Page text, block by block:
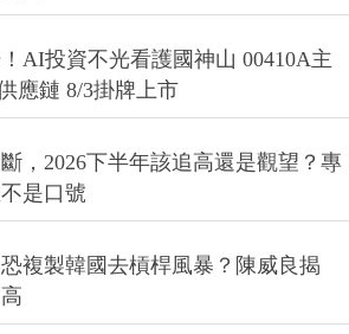
AI投資不光看護國神山 00410A主
應鏈 8/3掛牌上市
，2026下半年該追高還是觀望？專
是口號
複製韓國去槓桿風暴？陳威良揭